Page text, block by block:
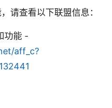
请查看以下联盟信息：
功能 -
aff_c?